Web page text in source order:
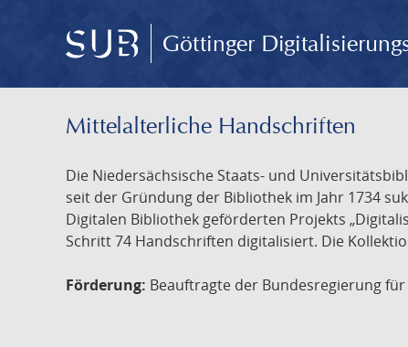
Göttinger
Mittelalterliche Handschriften
Die Niedersächsische Staats- und
seit der Gründung der Bibliothek im Jahr 1734
Digitalen Bibliothek geförderten Projekts
Schritt 74 Handschriften digitalisiert. Die
Förderung: Beauftragte der Bundesregierung